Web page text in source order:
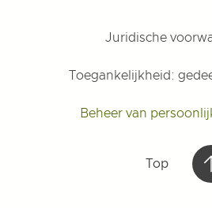
Juridische
Toegankelijkheid:
Beheer van
Top